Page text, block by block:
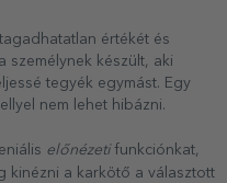
értékét és
személynek készült, aki
tegyék egymást. Egy
nem lehet hibázni.
előnézetifunkciónkat,
kinézni a karkötő a választott